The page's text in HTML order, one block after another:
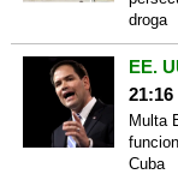
droga
EE.
21:16
Multa
Cuba